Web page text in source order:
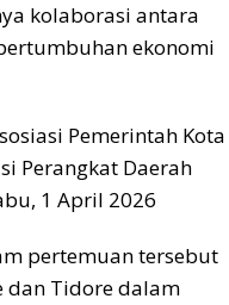
kolaborasi antara
ekonomi
Pemerintah Kota
Perangkat Daerah
1 April 2026
pertemuan tersebut
dan Tidore dalam